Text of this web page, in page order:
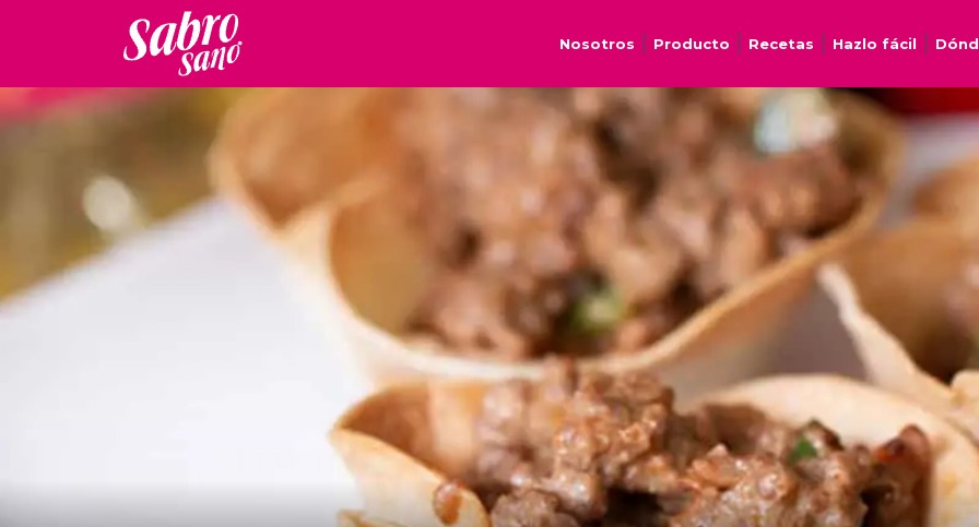
Nosotros Producto Recetas Hazlo fácil